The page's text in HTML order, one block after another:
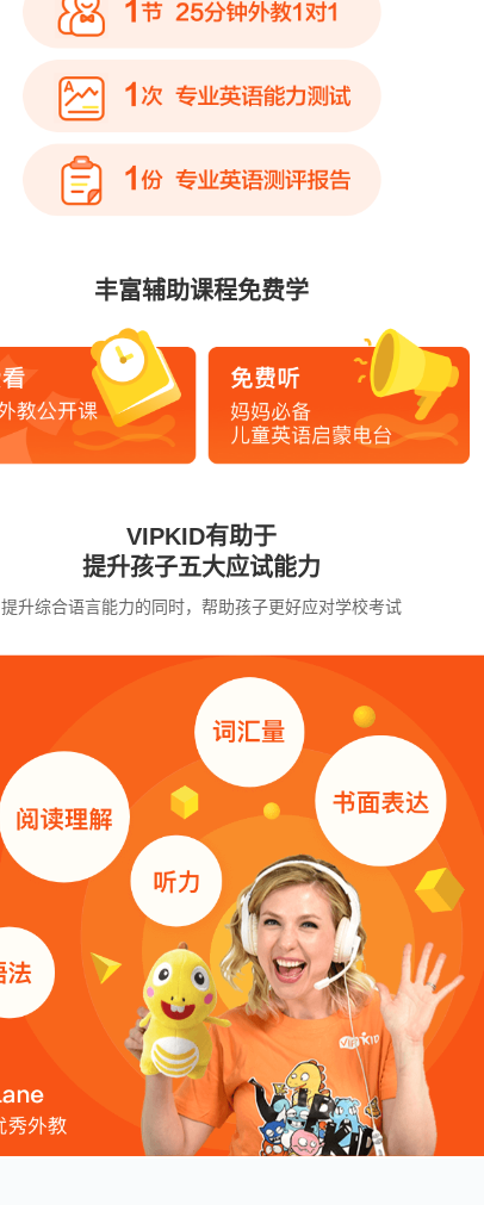
丰富辅助课程免费学
VIPKID有助于
提升孩子五大应试能力
提升综合语言能力的同时，帮助孩子更好应对学校考试